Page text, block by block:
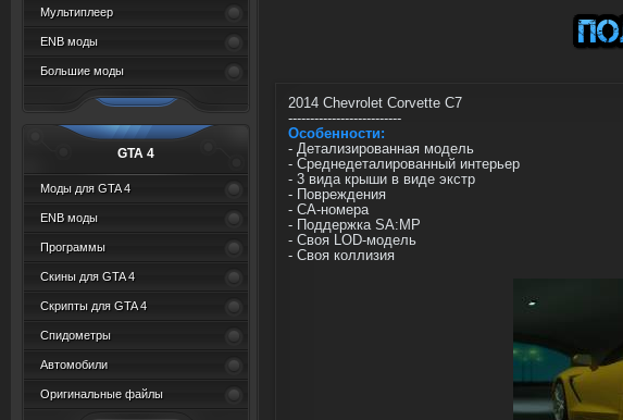
Мультиплеер
ENB моды
Большие моды
GTA 4
Моды для GTA 4
ENB моды
Программы
Скины для GTA 4
Скрипты для GTA 4
Спидометры
Автомобили
Оригинальные файлы
2014 Chevrolet Corvette C7
--------------------------
Особенности:
- Детализированная модель
- Среднедеталированный интерьер
- 3 вида крыши в виде экстр
- Повреждения
- СА-номера
- Поддержка SA:MP
- Своя LOD-модель
- Своя коллизия